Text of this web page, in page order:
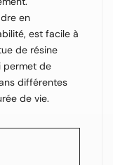
en
est facile à
de résine
permet de
différentes
de vie.